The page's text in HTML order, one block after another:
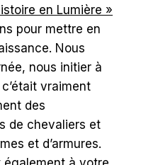
en Lumière »
pour mettre en
Nous
nous initier à
vraiment
des
de chevaliers et
et d’armures.